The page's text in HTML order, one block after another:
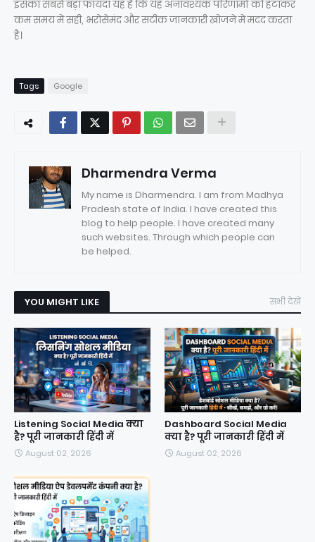
इसका सबसे बड़ा फायदा यह है कि यह अनावश्यक परिणामों को हटाकर
कम समय में सही, भरोसेमंद और सटीक जानकारी खोजने में मदद करता
है।
Tags Google
Dharmendra Verma
My name is Dharmendra. I am from Madhya
Pradesh state of India. I have created this
blog to help people. I have created many
such websites. Through which people can
be helped.
YOU MIGHT LIKE सभी देखें
Listening Social Media क्या
है? पूरी जानकारी हिंदी में
August 02, 2026
Dashboard Social Media
क्या है? पूरी जानकारी हिंदी में
August 02, 2026